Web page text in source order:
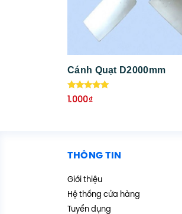
Cánh Quạt D2000mm
Được xếp
hạng
1.000₫
THÔNG TIN
Giới thiệu
Hệ thống cửa hàng
Tuyển dụng